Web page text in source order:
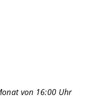
von 16:00 Uhr